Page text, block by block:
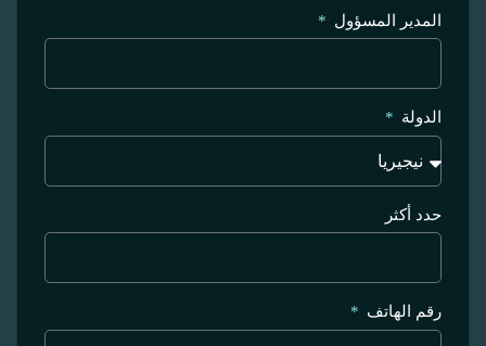
المدير المسؤول
الدولة
حدد أكثر
رقم الهاتف